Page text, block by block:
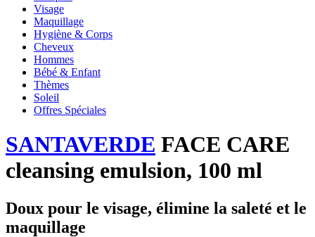
Visage
Maquillage
Hygiène & Corps
Cheveux
Hommes
Bébé & Enfant
Thèmes
Soleil
Offres Spéciales
SANTAVERDE FACE CARE
cleansing emulsion, 100 ml
Doux pour le visage, élimine la saleté et le
maquillage